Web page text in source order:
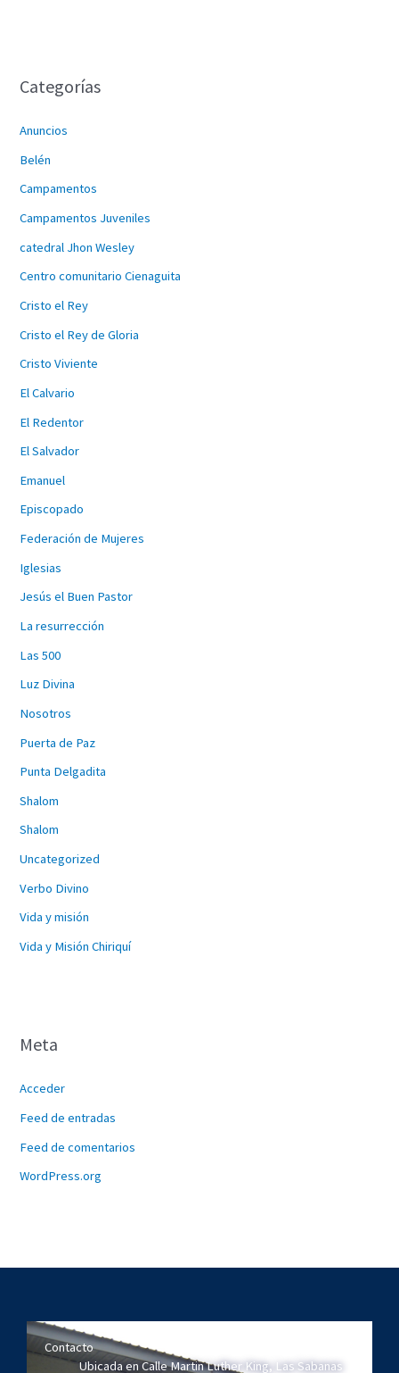
Categorías
Anuncios
Belén
Campamentos
Campamentos Juveniles
catedral Jhon Wesley
Centro comunitario Cienaguita
Cristo el Rey
Cristo el Rey de Gloria
Cristo Viviente
El Calvario
El Redentor
El Salvador
Emanuel
Episcopado
Federación de Mujeres
Iglesias
Jesús el Buen Pastor
La resurrección
Las 500
Luz Divina
Nosotros
Puerta de Paz
Punta Delgadita
Shalom
Shalom
Uncategorized
Verbo Divino
Vida y misión
Vida y Misión Chiriquí
Meta
Acceder
Feed de entradas
Feed de comentarios
WordPress.org
Contacto
Ubicada en Calle Martin Luther King, Las Sabanas